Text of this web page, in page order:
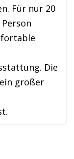
Für nur 20
Die
großer